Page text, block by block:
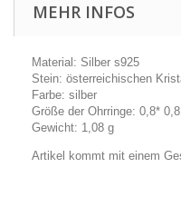
MEHR INFOS
Material: Silber s925
Stein: österreichischen
Farbe: silber
Größe der Ohrringe: 0,8*
Gewicht: 1,08 g
Artikel kommt mit einem